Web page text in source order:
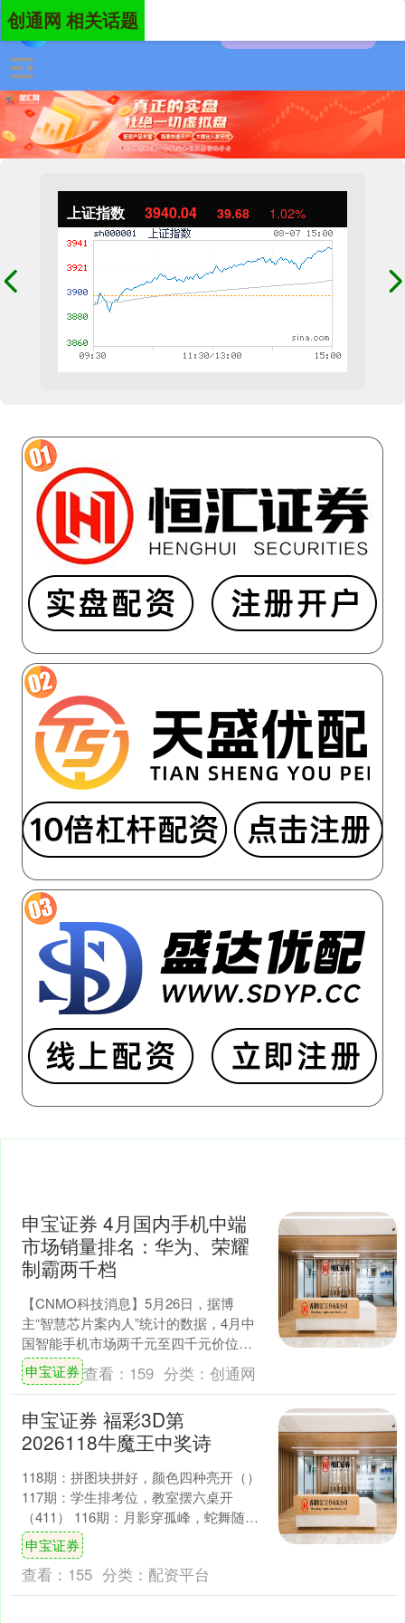
上证指数 3940.04 39.68 1.02%
创通网 相关话题
申宝证券 4月国内手机中端
市场销量排名：华为、荣耀
制霸两千档
【CNMO科技消息】5月26日，据博
主“智慧芯片案内人”统计的数据，4月中
国智能手机市场两千元至四千元价位段
各档位销量排名出炉。数据显示，OPPO
在3-4K和2....
申宝证券 查看： 159 分类： 创通网
申宝证券 福彩3D第
2026118牛魔王中奖诗
118期：拼图块拼好，颜色四种亮开（）
117期：学生排考位，教室摆六桌开
（411） 116期：月影穿孤峰，蛇舞随夜
河开（020） 115期：酒肆迎客坐，茶坊
送....
申宝证券
查看： 155 分类： 配资平台